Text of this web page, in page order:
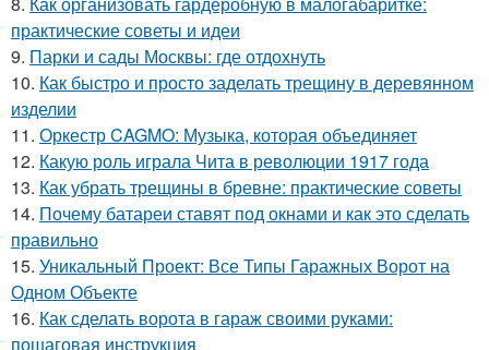
практические советы и идеи
9. Парки и сады Москвы: где отдохнуть
10. Как быстро и просто заделать трещину в деревянном
изделии
11. Оркестр CAGMO: Музыка, которая объединяет
12. Какую роль играла Чита в революции 1917 года
13. Как убрать трещины в бревне: практические советы
14. Почему батареи ставят под окнами и как это сделать
правильно
15. Уникальный Проект: Все Типы Гаражных Ворот на
Одном Объекте
16. Как сделать ворота в гараж своими руками:
пошаговая инструкция